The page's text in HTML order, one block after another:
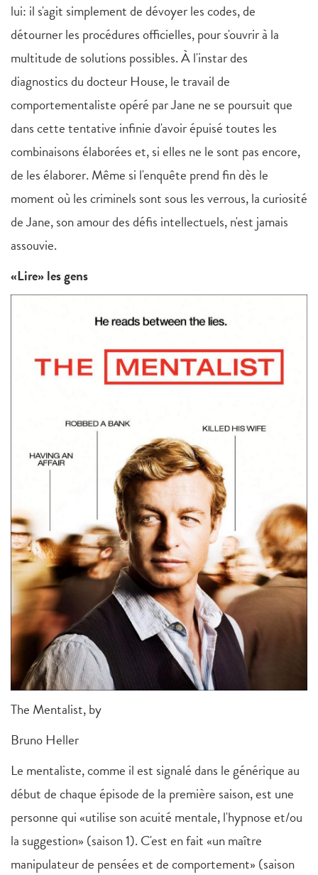
lui: il s'agit simplement de dévoyer les codes, de
détourner les procédures officielles, pour s'ouvrir à la
multitude de solutions possibles. À l'instar des
diagnostics du docteur House, le travail de
comportementaliste opéré par Jane ne se poursuit que
dans cette tentative infinie d'avoir épuisé toutes les
combinaisons élaborées et, si elles ne le sont pas encore,
de les élaborer. Même si l'enquête prend fin dès le
moment où les criminels sont sous les verrous, la curiosité
de Jane, son amour des défis intellectuels, n'est jamais
assouvie.
«Lire» les gens
The Mentalist, by
Bruno Heller
Le mentaliste, comme il est signalé dans le générique au
début de chaque épisode de la première saison, est une
personne qui «utilise son acuité mentale, l'hypnose et/ou
la suggestion» (saison 1). C'est en fait «un maître
manipulateur de pensées et de comportement» (saison